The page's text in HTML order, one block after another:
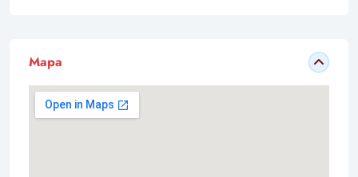
Mapa